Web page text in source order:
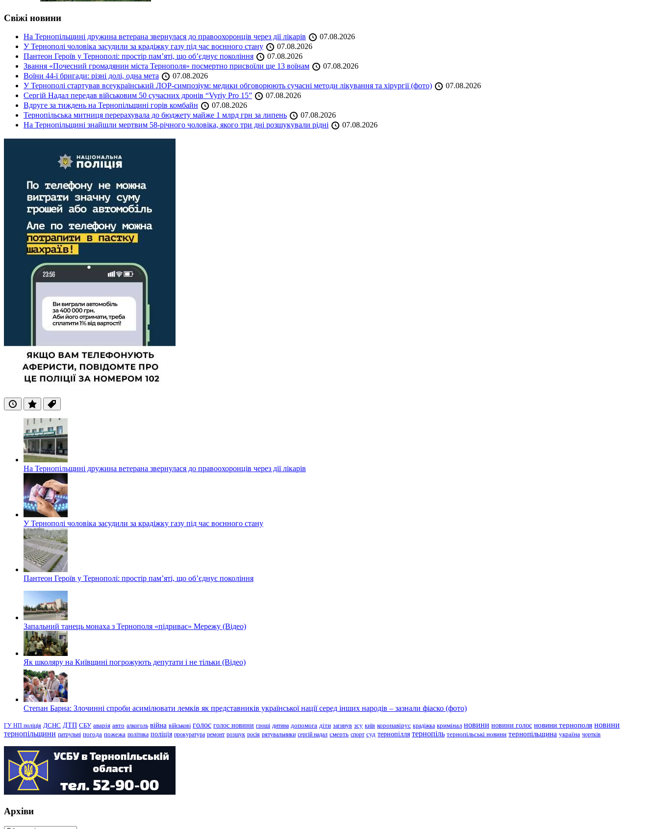
Свіжі новини
На Тернопільщині дружина ветерана звернулася до правоохоронців через дії лікарів
07.08.2026
У Тернополі чоловіка засудили за крадіжку газу під час воєнного стану
07.08.2026
Пантеон Героїв у Тернополі: простір пам’яті, що об’єднує покоління
07.08.2026
Звання «Почесний громадянин міста Тернополя» посмертно присвоїли ще 13 воїнам
07.08.2026
Воїни 44-ї бригади: різні долі, одна мета
07.08.2026
У Тернополі стартував всеукраїнський ЛОР-симпозіум: медики обговорюють сучасні методи лікування та хірургії (фото)
07.08.2026
Сергій Надал передав військовим 50 сучасних дронів “Vyriy Pro 15”
07.08.2026
Вдруге за тиждень на Тернопільщині горів комбайн
07.08.2026
Тернопільська митниця перерахувала до бюджету майже 1 млрд грн за липень
07.08.2026
На Тернопільщині знайшли мертвим 58-річного чоловіка, якого три дні розшукували рідні
07.08.2026
ОстанніПопулярні
Теги
На Тернопільщині дружина ветерана звернулася до правоохоронців через дії лікарів
У Тернополі чоловіка засудили за крадіжку газу під час воєнного стану
Пантеон Героїв у Тернополі: простір пам’яті, що об’єднує покоління
Запальний танець монаха з Тернополя «підриває» Мережу (Відео)
Як школяру на Київщині погрожують депутати і не тільки (Відео)
Степан Барна: Злочинні спроби асимілювати лемків як представників української нації серед інших народів – зазнали фіаско (фото)
ГУ НП поліція ДСНС ДТП СБУ аварія авто алкоголь війна військові голос голос новини гроші дитина допомога діти загинув зсу київ коронавірус крадіжка кримінал новини новини голос новини тернополя новини
тернопільщини патрульні погода пожежа політика поліція прокуратура ремонт розшук росія рятувальники сергій надал смерть спорт суд тернопілля тернопіль тернопільські новини тернопільщина україна чортків
Архіви